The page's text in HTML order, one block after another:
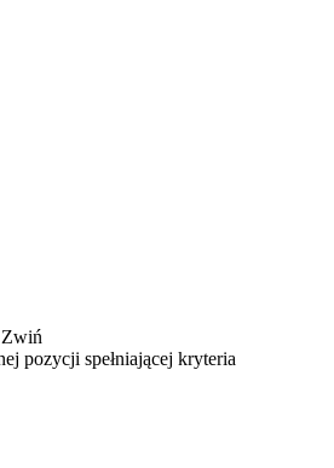
Zwiń
pozycji spełniającej kryteria